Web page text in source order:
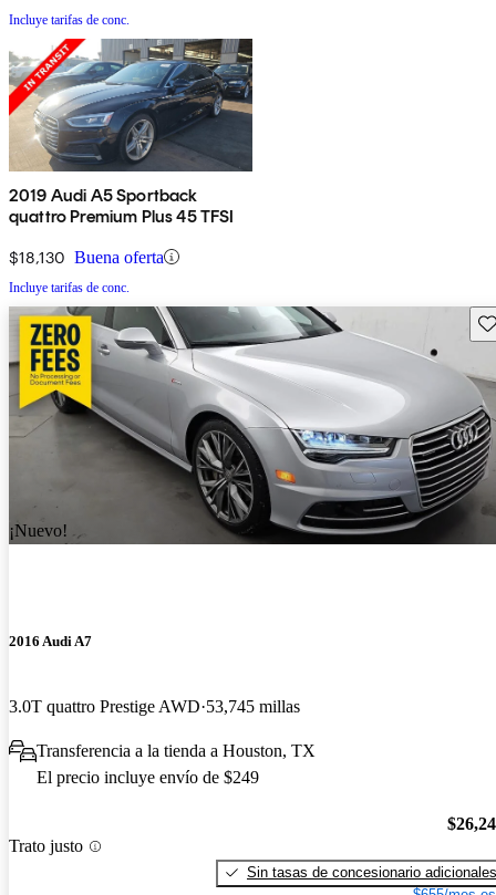
Incluye tarifas de conc.
2019 Audi A5 Sportback
quattro Premium Plus 45 TFSI
$18,130 Buena oferta
Incluye tarifas de conc.
¡Nuevo!
2016 Audi A7
3.0T quattro Prestige AWD 53,745 millas
Transferencia a la tienda a Houston, TX
El precio incluye envío de $249
Trato justo
Sin tasas de concesionario adicionales